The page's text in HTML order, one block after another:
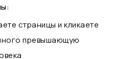
страницы и кликаете
превышающую